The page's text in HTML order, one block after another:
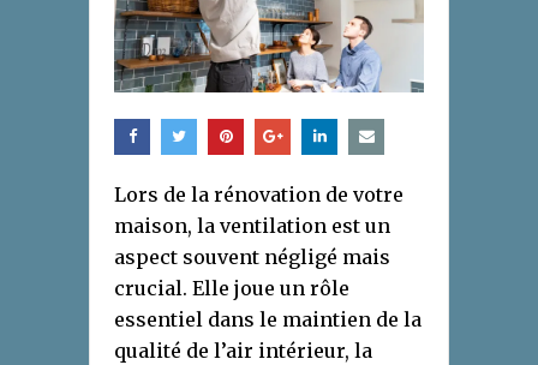
Lors de la rénovation de votre
maison, la ventilation est un
aspect souvent négligé mais
crucial. Elle joue un rôle
essentiel dans le maintien de la
qualité de l’air intérieur, la